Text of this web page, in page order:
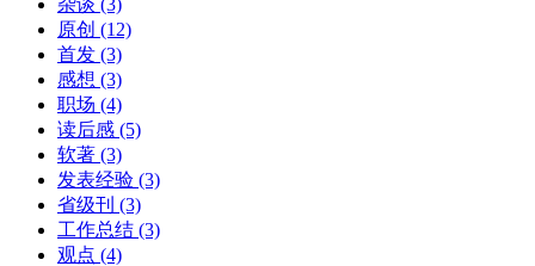
杂谈 (3)
原创 (12)
首发 (3)
感想 (3)
职场 (4)
读后感 (5)
软著 (3)
发表经验 (3)
省级刊 (3)
工作总结 (3)
观点 (4)